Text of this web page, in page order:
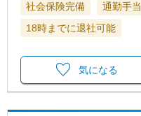
社会保険完備 通勤手当
18時までに退社可能
気になる